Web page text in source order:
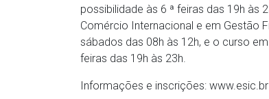
possibilidade às 6 ª feiras das 19h às
Comércio Internacional e em Gestão
sábados das 08h às 12h, e o curso
feiras das 19h às 23h.
Informações e inscrições: www.esic.br